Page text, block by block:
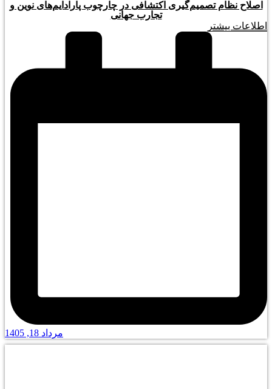
اصلاح نظام تصمیم‌گیری اکتشافی در چارچوب پارادایم‌های نوین و
تجارب جهانی
اطلاعات بیشتر
مرداد 18, 1405